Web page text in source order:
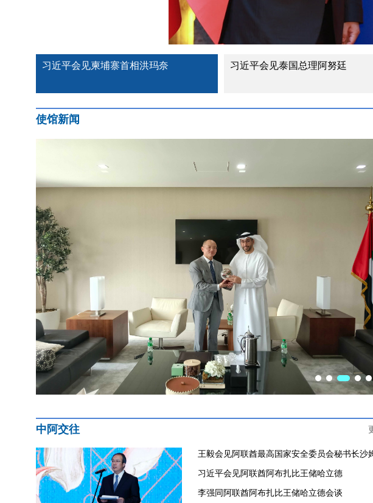
习近平会见柬埔寨首相洪玛奈 习近平会见泰国总理阿努廷
使馆新闻
中阿交往
王毅会见阿联酋最高国家安全委员会秘书长沙
习近平会见阿联酋阿布扎比王储哈立德
李强同阿联酋阿布扎比王储哈立德会谈